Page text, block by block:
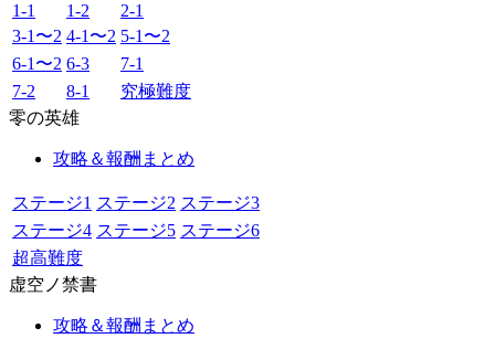
1-1 1-2
2-1
3-1〜2 4-1〜2 5-1〜2
6-1〜2 6-3
7-1
7-2
8-1
究極難度
零の英雄
攻略＆報酬まとめ
ステージ1 ステージ2 ステージ3
ステージ4 ステージ5 ステージ6
超高難度
虚空ノ禁書
攻略＆報酬まとめ